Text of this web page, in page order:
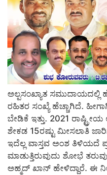
ಅಲ್ಪಸಂಖ್ಯಾತ ಸಮುದಾಯದಲ್ಲಿ
ರಹಿತರ ಸಂಖ್ಯೆ ಹೆಚ್ಚಾಗಿದೆ.
ಬೇಡಿಕೆ ಇತ್ತು. 2021
ಶೇಕಡ 15ರಷ್ಟು ಮೀಸಲಾತಿ
ಇದೆಲ್ಲ ವಾಸ್ತವ ಅಂಶ ತಿಳಿಯದೆ
ಮಾಡುತ್ತಿರುವುದು ಶೋಭೆ
ಅಹ್ಮದ್ ಖಾನ್ ಹೇಳಿದ್ದಾರೆ. ಈ